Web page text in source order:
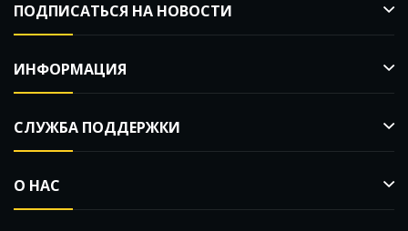
ПОДПИСАТЬСЯ НА НОВОСТИ
ИНФОРМАЦИЯ
СЛУЖБА ПОДДЕРЖКИ
О НАС